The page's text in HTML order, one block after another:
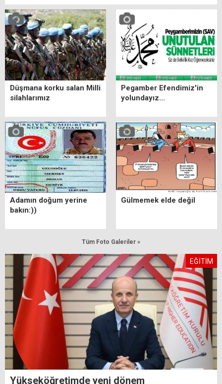
Düşmana korku salan Milli
silahlarımız
Pegamber Efendimiz'in
yolundayız...
Adamın doğum yerine
bakın:))
Gülmemek elde değil
Tüm Foto Galeriler »
EĞİTİM
Yükseköğretimde yeni dönem